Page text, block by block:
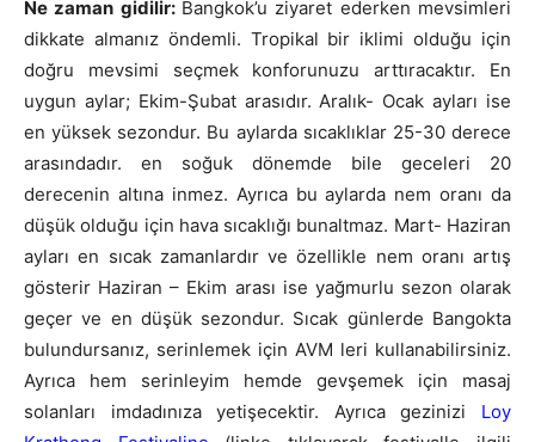
Ne zaman gidilir: Bangkok’u ziyaret ederken mevsimleri
dikkate almanız öndemli. Tropikal bir iklimi olduğu için
doğru mevsimi seçmek konforunuzu arttıracaktır. En
uygun aylar; Ekim-Şubat arasıdır. Aralık- Ocak ayları ise
en yüksek sezondur. Bu aylarda sıcaklıklar 25-30 derece
arasındadır. en soğuk dönemde bile geceleri 20
derecenin altına inmez. Ayrıca bu aylarda nem oranı da
düşük olduğu için hava sıcaklığı bunaltmaz. Mart- Haziran
ayları en sıcak zamanlardır ve özellikle nem oranı artış
gösterir Haziran – Ekim arası ise yağmurlu sezon olarak
geçer ve en düşük sezondur. Sıcak günlerde Bangokta
bulundursanız, serinlemek için AVM leri kullanabilirsiniz.
Ayrıca hem serinleyim hemde gevşemek için masaj
solanları imdadınıza yetişecektir. Ayrıca gezinizi Loy